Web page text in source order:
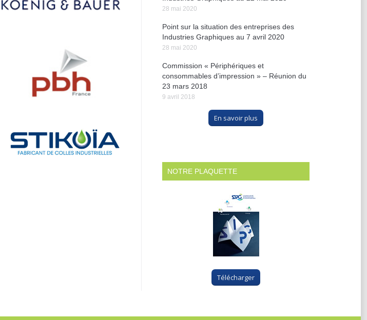
28 mai 2020
Point sur la situation des entreprises des
Industries Graphiques au 7 avril 2020
28 mai 2020
Commission « Périphériques et
consommables d’impression » – Réunion du
23 mars 2018
9 avril 2018
En savoir plus
NOTRE PLAQUETTE
Télécharger